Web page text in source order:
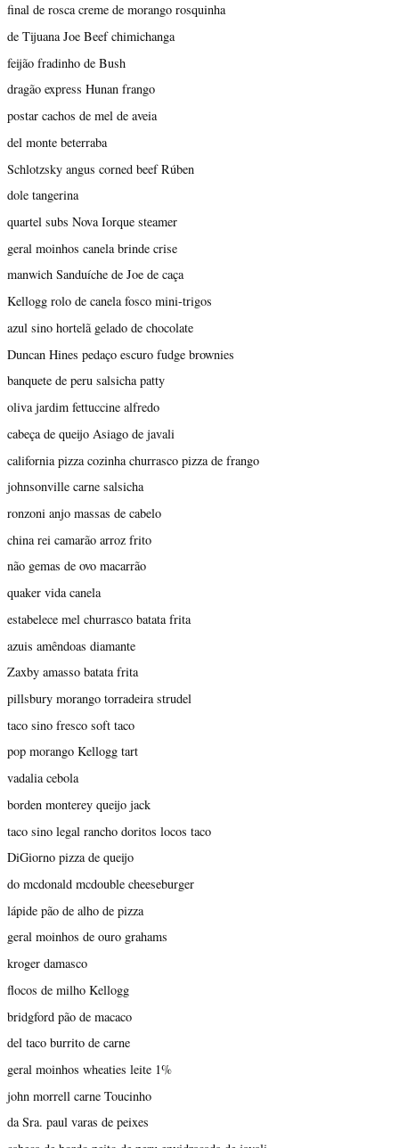
final de rosca creme de morango rosquinha
de Tijuana Joe Beef chimichanga
feijão fradinho de Bush
dragão express Hunan frango
postar cachos de mel de aveia
del monte beterraba
Schlotzsky angus corned beef Rúben
dole tangerina
quartel subs Nova Iorque steamer
geral moinhos canela brinde crise
manwich Sanduíche de Joe de caça
Kellogg rolo de canela fosco mini-trigos
azul sino hortelã gelado de chocolate
Duncan Hines pedaço escuro fudge brownies
banquete de peru salsicha patty
oliva jardim fettuccine alfredo
cabeça de queijo Asiago de javali
california pizza cozinha churrasco pizza de frango
johnsonville carne salsicha
ronzoni anjo massas de cabelo
china rei camarão arroz frito
não gemas de ovo macarrão
quaker vida canela
estabelece mel churrasco batata frita
azuis amêndoas diamante
Zaxby amasso batata frita
pillsbury morango torradeira strudel
taco sino fresco soft taco
pop morango Kellogg tart
vadalia cebola
borden monterey queijo jack
taco sino legal rancho doritos locos taco
DiGiorno pizza de queijo
do mcdonald mcdouble cheeseburger
lápide pão de alho de pizza
geral moinhos de ouro grahams
kroger damasco
flocos de milho Kellogg
bridgford pão de macaco
del taco burrito de carne
geral moinhos wheaties leite 1%
john morrell carne Toucinho
da Sra. paul varas de peixes